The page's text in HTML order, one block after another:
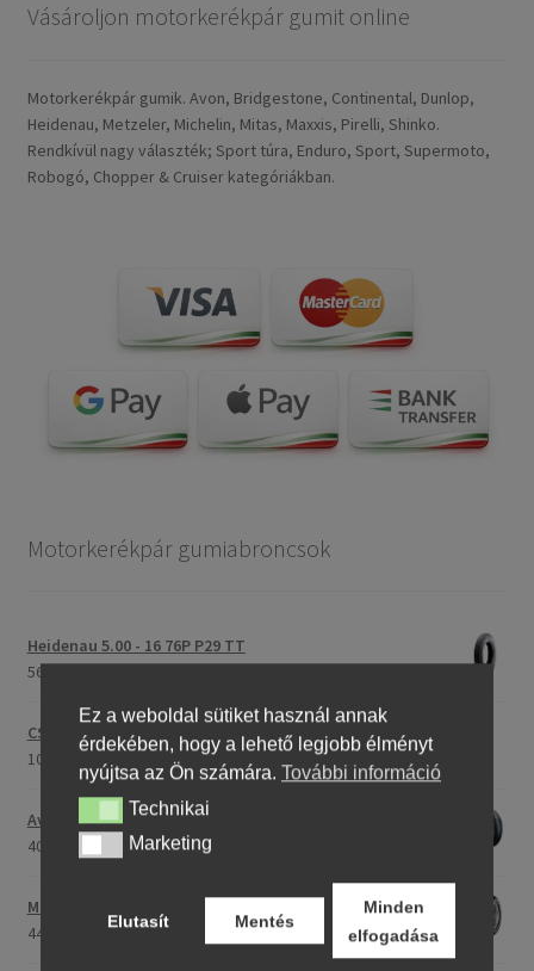
Vásároljon motorkerékpár gumit online
Motorkerékpár gumik. Avon, Bridgestone, Continental, Dunlop,
Heidenau, Metzeler, Michelin, Mitas, Maxxis, Pirelli, Shinko.
Rendkívül nagy választék; Sport túra, Enduro, Sport, Supermoto,
Robogó, Chopper & Cruiser kategóriákban.
Motorkerékpár gumiabroncsok
Heidenau 5.00 - 16 76P P29 TT
56275,76 Ft
CST C-186 3.00 - 23 59P TT (első/hátsó)
107175,30 Ft
Avon Roadrider MKII 90/90 - 18 51V TL (első/hátsó)
40707,26 Ft
Maxxis M-6011 170/80 - 15 77H TL (hátsó gumi)
44661,23 Ft
Ez a weboldal sütiket használ annak
érdekében, hogy a lehető legjobb élményt
nyújtsa az Ön számára. További információ
TechnikaiTechnikai
MarketingMarketing
Elutasít Mentés
Minden
elfogadása